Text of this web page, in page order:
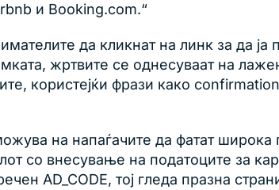
и Booking.com.“
да кликнат на линк за да ја
жртвите се однесуваат на
користејќи фрази како
на напаѓачите да фатат широка
со внесување на податоците за
AD_CODE, тој гледа празна